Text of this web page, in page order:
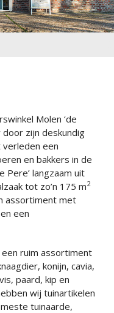
Molen ‘de
door zijn deskundig
verleden een
en bakkers in de
Pere’ langzaam uit
tot zo’n 175 m2
assortiment met
een
ruim assortiment
konijn, cavia,
paard, kip en
wij tuinartikelen
tuinaarde,